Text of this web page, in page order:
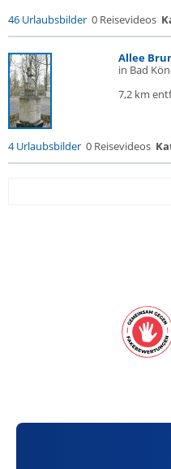
46 Urlaubsbilder 0 Reisevideos
Allee
in Bad
7,2 km
4 Urlaubsbilder 0 Reisevideos